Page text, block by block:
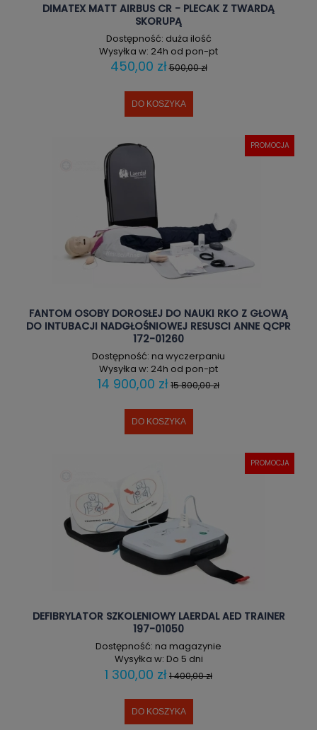
DIMATEX MATT AIRBUS CR - PLECAK Z TWARDĄ
SKORUPĄ
Dostępność: duża ilość
Wysyłka w: 24h od pon-pt
450,00 zł500,00 zł
DO KOSZYKA
FANTOM OSOBY DOROSŁEJ DO NAUKI RKO Z GŁOWĄ
DO INTUBACJI NADGŁOŚNIOWEJ RESUSCI ANNE QCPR
172-01260
Dostępność: na wyczerpaniu
Wysyłka w: 24h od pon-pt
14 900,00 zł15 800,00 zł
DO KOSZYKA
PROMOCJA
DEFIBRYLATOR SZKOLENIOWY LAERDAL AED TRAINER
197-01050
Dostępność: na magazynie
Wysyłka w: Do 5 dni
1 300,00 zł1 400,00 zł
DO KOSZYKA
PROMOCJA